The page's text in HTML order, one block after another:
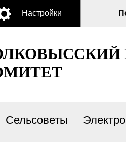
Настройки
Сельсоветы